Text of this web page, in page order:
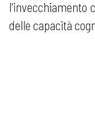
l'invecchiamento
delle capacità